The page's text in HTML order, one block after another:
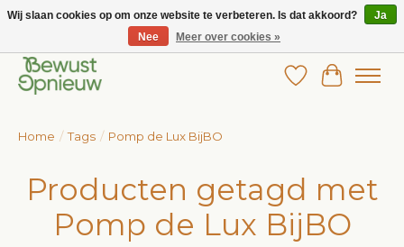
Wij bieden het grootste aanbod in betaalbare kinderkleding!
Verlanglijst
Home / Tags / Pomp de Lux BijBO
Producten getagd met
Pomp de Lux BijBO
Wij slaan cookies op om onze website te verbeteren. Is dat akkoord?
Ja
Nee
Meer over cookies »